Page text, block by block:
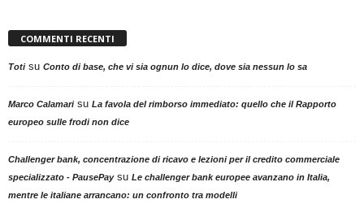
COMMENTI RECENTI
Totisu Conto di base, che vi sia ognun lo dice, dove sia nessun lo sa
Marco Calamarisu La favola del rimborso immediato: quello che il Rapporto
europeo sulle frodi non dice
Challenger bank, concentrazione di ricavo e lezioni per il credito commerciale
specializzato - PausePaysu Le challenger bank europee avanzano in Italia,
mentre le italiane arrancano: un confronto tra modelli